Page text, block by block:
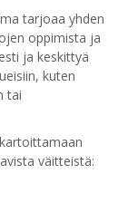
tarjoaa yhden
oppimista ja
ja keskittyä
kuten
tai
väitteistä: